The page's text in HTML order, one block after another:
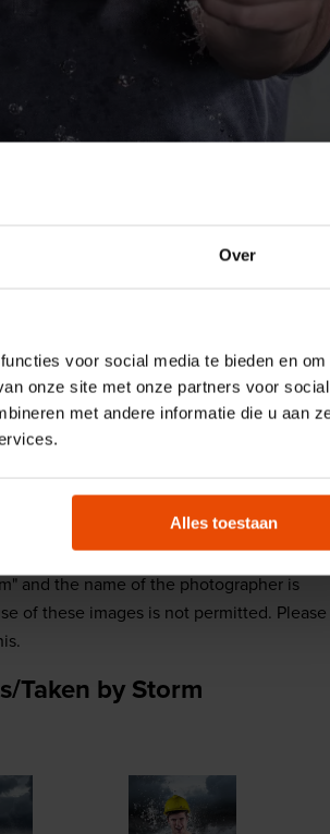
Over
voor social media te bieden en om
onze site met onze partners voor social
met andere informatie die u aan
Alles toestaan
Offshore Experience
to promote the Maritime Museum.
and the name of the photographer is
of these images is not permitted. Please
Taken by Storm